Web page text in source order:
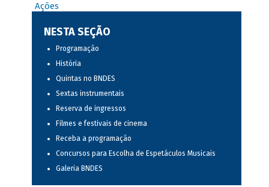
Ações
NESTA SEÇÃO
Programação
História
Quintas no BNDES
Sextas instrumentais
Reserva de ingressos
Filmes e festivais de cinema
Receba a programação
Concursos para Escolha de Espetáculos Musicais
Galeria BNDES